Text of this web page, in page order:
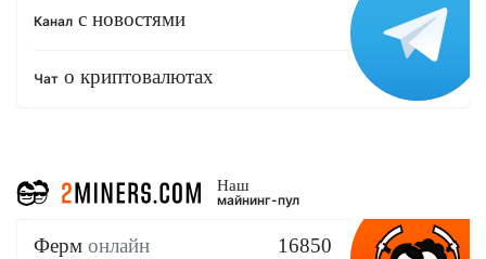
Канал с новостями
Чат о криптовалютах
Наш
майнинг-пул
Ферм онлайн 16850